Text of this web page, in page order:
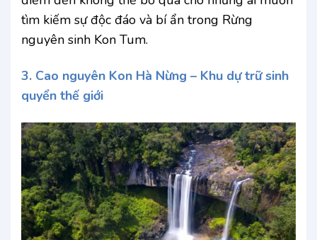
tìm kiếm sự độc đáo và bí ẩn trong Rừng
nguyên sinh Kon Tum.
3. Cao nguyên Kon Hà Nừng – Khu dự trữ sinh
quyển thế giới